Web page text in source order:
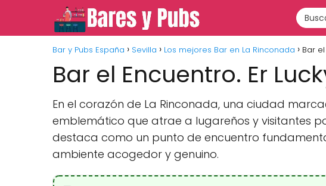
Bar y Pubs España Sevilla Los mejores Bar en La Rinconada Bar
Bar el Encuentro. Er
En el corazón de La Rinconada, una ciudad
emblemático que atrae a lugareños y visitantes
destaca como un punto de encuentro
ambiente acogedor y genuino.